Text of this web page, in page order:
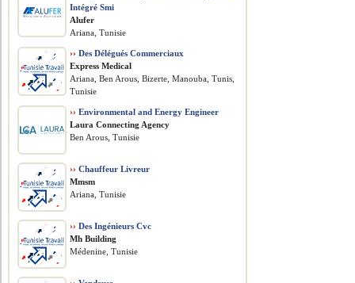
Intégré Smi
Alufer
Ariana, Tunisie
›› Des Délégués Commerciaux
Express Medical
Ariana, Ben Arous, Bizerte, Manouba, Tunis,
Tunisie
›› Environmental and Energy Engineer
Laura Connecting Agency
Ben Arous, Tunisie
›› Chauffeur Livreur
Mmsm
Ariana, Tunisie
›› Des Ingénieurs Cvc
Mh Building
Médenine, Tunisie